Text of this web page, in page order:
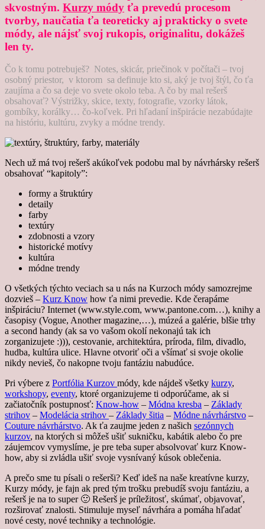
skvostným. Kurzy módy ťa prevedú procesom
tvorby, naučatia ťa teoreticky aj prakticky o svete
módy, ale nájsť svoj rukopis, originalitu, dokážeš
len ty.
Čo k tomu potrebuješ? Notes, skicár, priečinok v počítači – tvoj
osobný priestor, v ktorom sa definuje kto si, aký je tvoj štýl, čo ťa
zaujíma a čo sa deje vo svete okolo teba. A čo by mal rešerš
obsahovať? Výstrižky, skice, texty, fotografie, vzorky látok,
gombíky, korálky… čo-koľvek. Pri hľadaní inšpirácie nezabúdajte
na históriu, kultúru, zvyky a módne trendy.
Nech už má tvoj rešerš akúkoľvek podobu mal by návrhársky rešerš
obsahovať “kapitoly”:
formy a štruktúry
detaily
farby
textúry
zdobnosti a vzory
historické motívy
kultúra
módne trendy
O všetkých týchto veciach sa u nás na Kurzoch módy samozrejme
dozvieš – Kurz Know how ťa nimi prevedie. Kde čerapáme
inšpiráciu? Internet (www.style.com, www.pantone.com…), knihy a
časopisy (Vogue, Another magazine,…), múzeá a galérie, blšie trhy
a second handy (ak sa vo vašom okolí nekonajú tak ich
zorganizujete :))), cestovanie, architektúra, príroda, film, divadlo,
hudba, kultúra ulice. Hlavne otvoriť oči a všímať si svoje okolie
nikdy nevieš, čo nakopne tvoju fantáziu nabudúce.
Pri výbere z Portfólia Kurzov módy, kde nájdeš všetky kurzy,
workshopy, eventy, ktoré organizujeme ti odporúčame, ak si
začiatočník postupnosť: Know-how – Módna kresba – Základy
strihov – Modelácia strihov – Základy šitia – Módne návrhárstvo –
Couture návrhárstvo. Ak ťa zaujme jeden z našich sezónnych
kurzov, na ktorých si môžeš ušiť sukničku, kabátik alebo čo pre
záujemcov vymyslíme, je pre teba super absolvovať kurz Know-
how, aby si zvládla ušiť svoje vysnívaný kúsok oblečenia.
A prečo sme tu písali o rešerši? Keď ideš na naše kreatívne kurzy,
Kurzy módy, je fajn ak pred tým trošku prebudíš svoju fantáziu, a
rešerš je na to super 🙂 Rešerš je príležitosť, skúmať, objavovať,
rozširovať znalosti. Stimuluje myseľ návrhára a pomáha hľadať
nové cesty, nové techniky a technológie.